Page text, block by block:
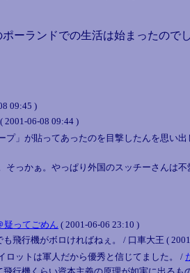
ーランドでの生活は始まったのでし
09:45 )
06-08 09:44 )
」が貼ってあったのを目撃したんを思い
っかぁ。やっぱり外国のスッチーさんは
疑ってごめん ( 2001-06-06 23:10 )
飛行機がボロければねぇ。 / 口車大王 (
ロットは軍人だから優秀と信じてました。 /